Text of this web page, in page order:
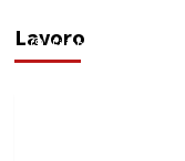
LavoroFilippo Cardinale